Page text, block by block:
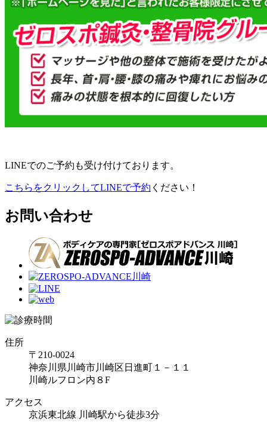
LINEでのご予約も受け付けております。
こちらをクリックしてLINEで予約 ください！
お問い合わせ
住所
〒210-0024
神奈川県川崎市川崎区日進町１－１１
川崎ルフロン内８F
アクセス
京浜東北線 川崎駅から徒歩3分